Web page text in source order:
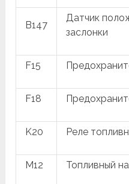
B147
Датчик
заслонки
F15
F18
K20 Реле
M12 Топливный